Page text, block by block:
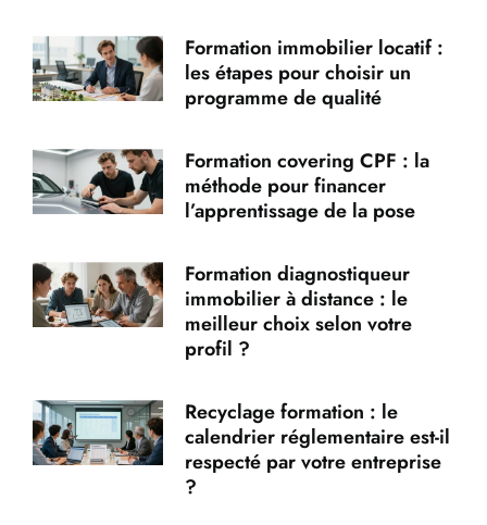
Formation immobilier locatif :
les étapes pour choisir un
programme de qualité
Formation covering CPF : la
méthode pour financer
l’apprentissage de la pose
Formation diagnostiqueur
immobilier à distance : le
meilleur choix selon votre
profil ?
Recyclage formation : le
calendrier réglementaire est-il
respecté par votre entreprise
?